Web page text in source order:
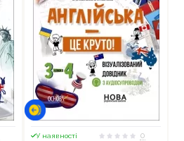
У наявності
0